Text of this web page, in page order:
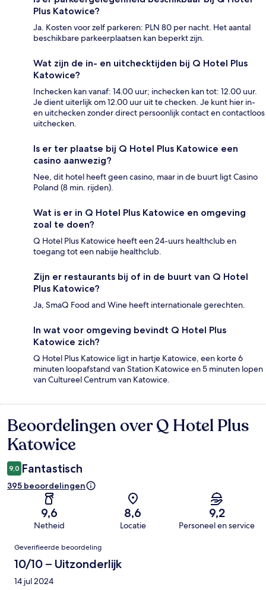
Plus Katowice?
Ja. Kosten voor zelf parkeren: PLN 80 per nacht. Het aantal
beschikbare parkeerplaatsen kan beperkt zijn.
Wat zijn de in- en uitchecktijden bij Q Hotel Plus
Katowice?
Inchecken kan vanaf: 14.00 uur; inchecken kan tot: 12.00 uur.
Je dient uiterlijk om 12.00 uur uit te checken. Je kunt hier in-
en uitchecken zonder direct persoonlijk contact en contactloos
uitchecken.
Is er ter plaatse bij Q Hotel Plus Katowice een
casino aanwezig?
Nee, dit hotel heeft geen casino, maar in de buurt ligt Casino
Poland (8 min. rijden).
Wat is er in Q Hotel Plus Katowice en omgeving
zoal te doen?
Q Hotel Plus Katowice heeft een 24-uurs healthclub en
toegang tot een nabije healthclub.
Zijn er restaurants bij of in de buurt van Q Hotel
Plus Katowice?
Ja, SmaQ Food and Wine heeft internationale gerechten.
In wat voor omgeving bevindt Q Hotel Plus
Katowice zich?
Q Hotel Plus Katowice ligt in hartje Katowice, een korte 6
minuten loopafstand van Station Katowice en 5 minuten lopen
van Cultureel Centrum van Katowice.
Beoordelingen
Beoordelingen over Q Hotel Plus
Katowice
9,0 Fantastisch
395 beoordelingen
9,6
Netheid
8,6
Locatie
9,2
Personeel en service
Beoordelingen
Geverifieerde beoordeling
10/10 – Uitzonderlijk
14 jul 2024